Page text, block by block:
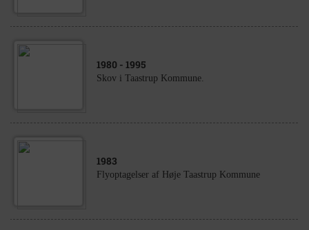
1980 - 1995
Skov i Taastrup Kommune.
1983
Flyoptagelser af Høje Taastrup Kommune